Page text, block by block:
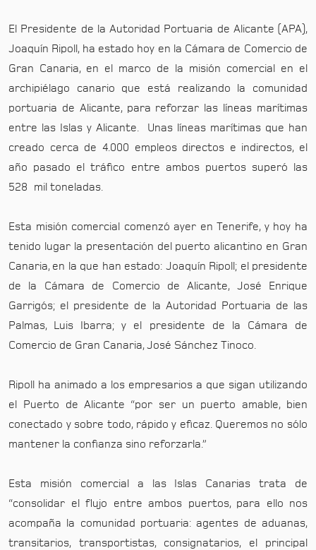
El Presidente de la Autoridad Portuaria de Alicante (APA),
Joaquín Ripoll, ha estado hoy en la Cámara de Comercio de
Gran Canaria, en el marco de la misión comercial en el
archipiélago canario que está realizando la comunidad
portuaria de Alicante, para reforzar las líneas marítimas
entre las Islas y Alicante. Unas líneas marítimas que han
creado cerca de 4.000 empleos directos e indirectos, el
año pasado el tráfico entre ambos puertos superó las
528 mil toneladas.
Esta misión comercial comenzó ayer en Tenerife, y hoy ha
tenido lugar la presentación del puerto alicantino en Gran
Canaria, en la que han estado: Joaquín Ripoll; el presidente
de la Cámara de Comercio de Alicante, José Enrique
Garrigós; el presidente de la Autoridad Portuaria de las
Palmas, Luis Ibarra; y el presidente de la Cámara de
Comercio de Gran Canaria, José Sánchez Tinoco.
Ripoll ha animado a los empresarios a que sigan utilizando
el Puerto de Alicante “por ser un puerto amable, bien
conectado y sobre todo, rápido y eficaz. Queremos no sólo
mantener la confianza sino reforzarla.”
Esta misión comercial a las Islas Canarias trata de
“consolidar el flujo entre ambos puertos, para ello nos
acompaña la comunidad portuaria: agentes de aduanas,
transitarios, transportistas, consignatarios, el principal